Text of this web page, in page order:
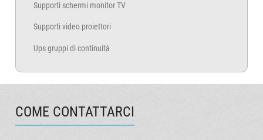
Supporti schermi monitor TV
Supporti video proiettori
Ups gruppi di continuità
COME CONTATTARCI